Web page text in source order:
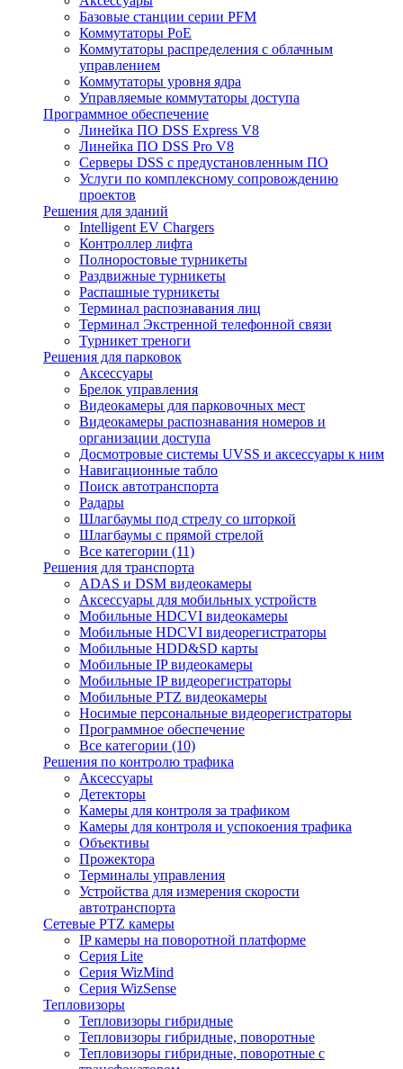
Базовые станции серии PFM
Коммутаторы PoE
Коммутаторы распределения с облачным
управлением
Коммутаторы уровня ядра
Управляемые коммутаторы доступа
Программное обеспечение
Линейка ПО DSS Express V8
Линейка ПО DSS Pro V8
Серверы DSS с предустановленным ПО
Услуги по комплексному сопровождению
проектов
Решения для зданий
Intelligent EV Chargers
Контроллер лифта
Полноростовые турникеты
Раздвижные турникеты
Распашные турникеты
Терминал распознавания лиц
Терминал Экстренной телефонной связи
Турникет треноги
Решения для парковок
Аксессуары
Брелок управления
Видеокамеры для парковочных мест
Видеокамеры распознавания номеров и
организации доступа
Досмотровые системы UVSS и аксессуары к ним
Навигационные табло
Поиск автотранспорта
Радары
Шлагбаумы под стрелу со шторкой
Шлагбаумы с прямой стрелой
Все категории (11)
Решения для транспорта
ADAS и DSM видеокамеры
Аксессуары для мобильных устройств
Мобильные HDCVI видеокамеры
Мобильные HDCVI видеорегистраторы
Мобильные HDD&SD карты
Мобильные IP видеокамеры
Мобильные IP видеорегистраторы
Мобильные PTZ видеокамеры
Носимые персональные видеорегистраторы
Программное обеспечение
Все категории (10)
Решения по контролю трафика
Аксессуары
Детекторы
Камеры для контроля за трафиком
Камеры для контроля и успокоения трафика
Объективы
Прожектора
Терминалы управления
Устройства для измерения скорости
автотранспорта
Сетевые PTZ камеры
IP камеры на поворотной платформе
Серия Lite
Серия WizMind
Серия WizSense
Тепловизоры
Тепловизоры гибридные
Тепловизоры гибридные, поворотные
Тепловизоры гибридные, поворотные с